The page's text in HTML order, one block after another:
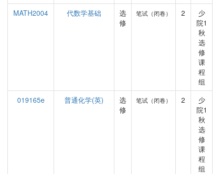
MATH2004
代数学基础
选
修
笔试（闭卷） 2
少
院1
秋
选
修
课
程
组
019165e
普通化学(英)
选
修
笔试（闭卷） 2
少
院1
秋
选
修
课
程
组